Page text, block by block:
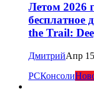
Летом 2026
бесплатное
the Trail:
ДмитрийАпр
PCКонсоли